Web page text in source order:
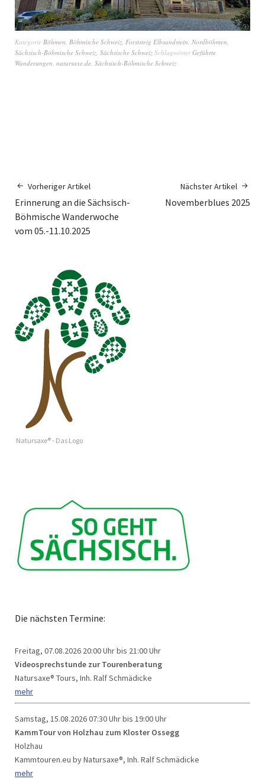
Kategorie Böhmen Böhmische Schweiz Forststeig Elbsandstein Nordböhmen
Sächsisch-Böhmische Schweiz Sächsische Schweiz SchlagwörterGeführte
Wanderungen natursaxe.de Sächsisch-Böhmische Schweiz
Vorheriger Artikel
Erinnerung an die Sächsisch-
Böhmische Wanderwoche
vom 05.-11.10.2025
Nächster Artikel
Novemberblues 2025
Natursaxe® - Das Logo
Die nächsten Termine:
Freitag, 07.08.2026 20:00 Uhr bis 21:00 Uhr
Videosprechstunde zur Tourenberatung
Natursaxe® Tours, Inh. Ralf Schmädicke
mehr
Samstag, 15.08.202607:30 Uhr bis 19:00 Uhr
KammTour von Holzhau zum Kloster Ossegg
Holzhau
Kammtouren.eu by Natursaxe®, Inh. Ralf Schmädicke
mehr